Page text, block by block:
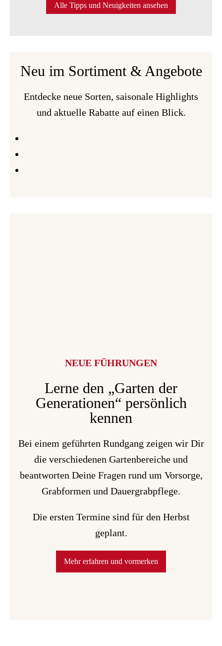
FRIEDHÖFE
„160
JAHRE
FRIEDHOF
Alle Tipps und Neuigkeiten ansehen
Neu im Sortiment & Angebote
Entdecke neue Sorten, saisonale Highlights
und aktuelle Rabatte auf einen Blick.
NEUE FÜHRUNGEN
Lerne den „Garten der
Generationen“ persönlich
kennen
Bei einem geführten Rundgang zeigen wir Dir
die verschiedenen Gartenbereiche und
beantworten Deine Fragen rund um Vorsorge,
Grabformen und Dauergrabpflege.
Die ersten Termine sind für den Herbst
geplant.
Mehr erfahren und vormerken